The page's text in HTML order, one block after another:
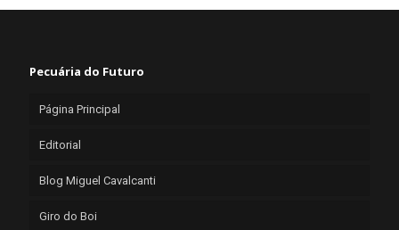
Pecuária do Futuro
Página Principal
Editorial
Blog Miguel Cavalcanti
Giro do Boi